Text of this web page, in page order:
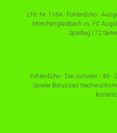
Lfd.-Nr. 1164 - FohlenEcho -
Mönchengladbach vs. FC
Spieltag | 72
FohlenEcho - Die Junioren - #5 -
Spieler Borussias